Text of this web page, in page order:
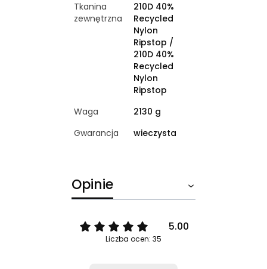
Tkanina
zewnętrzna
210D 40%
Recycled
Nylon
Ripstop /
210D 40%
Recycled
Nylon
Ripstop
Waga
2130 g
Gwarancja
wieczysta
Opinie
5.00
Liczba ocen: 35